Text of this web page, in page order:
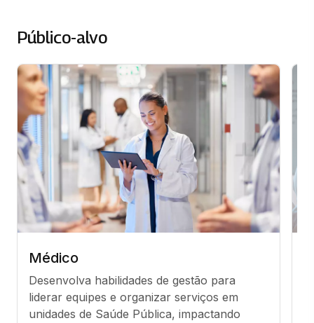
Público-alvo
Médico
Desenvolva habilidades de gestão para
liderar equipes e organizar serviços em
unidades de Saúde Pública, impactando